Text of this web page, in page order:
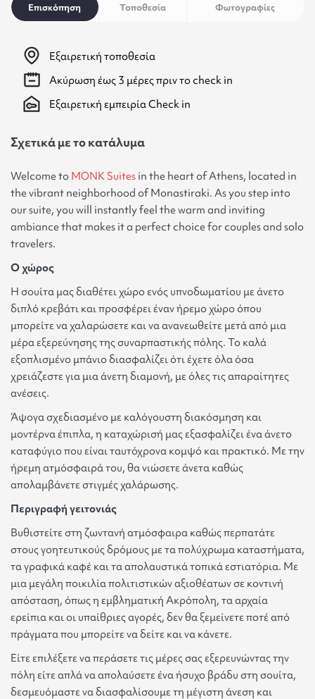
Επισκόπηση Τοποθεσία Φωτογραφίες
Εξαιρετική τοποθεσία
Ακύρωση έως 3 μέρες πριν το check in
Εξαιρετική εμπειρία Check in
Σχετικά με το κατάλυμα
Welcome to MONK Suites in the heart of Athens, located in
the vibrant neighborhood of Monastiraki. As you step into
our suite, you will instantly feel the warm and inviting
ambiance that makes it a perfect choice for couples and solo
travelers.
Ο χώρος
Η σουίτα μας διαθέτει χώρο ενός υπνοδωματίου με άνετο
διπλό κρεβάτι και προσφέρει έναν ήρεμο χώρο όπου
μπορείτε να χαλαρώσετε και να ανανεωθείτε μετά από μια
μέρα εξερεύνησης της συναρπαστικής πόλης. Το καλά
εξοπλισμένο μπάνιο διασφαλίζει ότι έχετε όλα όσα
χρειάζεστε για μια άνετη διαμονή, με όλες τις απαραίτητες
ανέσεις.
Άψογα σχεδιασμένο με καλόγουστη διακόσμηση και
μοντέρνα έπιπλα, η καταχώρισή μας εξασφαλίζει ένα άνετο
καταφύγιο που είναι ταυτόχρονα κομψό και πρακτικό. Με την
ήρεμη ατμόσφαιρά του, θα νιώσετε άνετα καθώς
απολαμβάνετε στιγμές χαλάρωσης.
Περιγραφή γειτονιάς
Βυθιστείτε στη ζωντανή ατμόσφαιρα καθώς περπατάτε
στους γοητευτικούς δρόμους με τα πολύχρωμα καταστήματα,
τα γραφικά καφέ και τα απολαυστικά τοπικά εστιατόρια. Με
μια μεγάλη ποικιλία πολιτιστικών αξιοθέατων σε κοντινή
απόσταση, όπως η εμβληματική Ακρόπολη, τα αρχαία
ερείπια και οι υπαίθριες αγορές, δεν θα ξεμείνετε ποτέ από
πράγματα που μπορείτε να δείτε και να κάνετε.
Είτε επιλέξετε να περάσετε τις μέρες σας εξερευνώντας την
πόλη είτε απλά να απολαύσετε ένα ήσυχο βράδυ στη σουίτα,
δεσμευόμαστε να διασφαλίσουμε τη μέγιστη άνεση και